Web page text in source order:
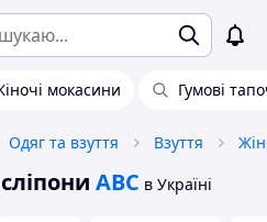
мокасини Гумові
Одяг та взуття Взуття
ABC в Україні